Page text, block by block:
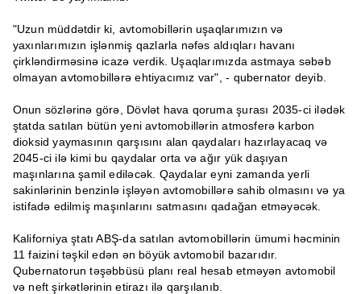
"Uzun müddətdir ki, avtomobillərin uşaqlarımızın və
yaxınlarımızın işlənmiş qazlarla nəfəs aldıqları havanı
çirkləndirməsinə icazə verdik. Uşaqlarımızda astmaya səbəb
olmayan avtomobillərə ehtiyacımız var", - qubernator deyib.
Onun sözlərinə görə, Dövlət hava qoruma şurası 2035-ci ilədək
ştatda satılan bütün yeni avtomobillərin atmosferə karbon
dioksid yaymasının qarşısını alan qaydaları hazırlayacaq və
2045-ci ilə kimi bu qaydalar orta və ağır yük daşıyan
maşınlarına şamil ediləcək. Qaydalar eyni zamanda yerli
sakinlərinin benzinlə işləyən avtomobillərə sahib olmasını və ya
istifadə edilmiş maşınlarını satmasını qadağan etməyəcək.
Kaliforniya ştatı ABŞ-da satılan avtomobillərin ümumi həcminin
11 faizini təşkil edən ən böyük avtomobil bazarıdır.
Qubernatorun təşəbbüsü planı real hesab etməyən avtomobil
və neft şirkətlərinin etirazı ilə qarşılanıb.